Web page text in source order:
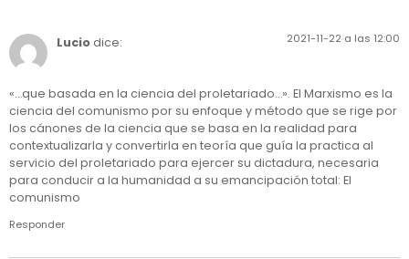
Lucio dice: 2021-11-22 a las 12:00
«…que basada en la ciencia del proletariado…». El Marxismo es la
ciencia del comunismo por su enfoque y método que se rige por
los cánones de la ciencia que se basa en la realidad para
contextualizarla y convertirla en teoría que guía la practica al
servicio del proletariado para ejercer su dictadura, necesaria
para conducir a la humanidad a su emancipación total: El
comunismo
Responder